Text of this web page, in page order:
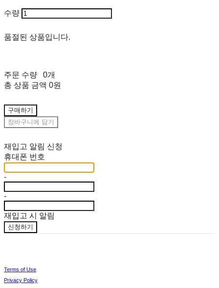
수량
품절된 상품입니다.
주문 수량
0개
총 상품 금액 0원
구매하기
장바구니에 담기
재입고 알림 신청
휴대폰 번호
-
-
재입고 시 알림
신청하기
Terms of Use
Privacy Policy